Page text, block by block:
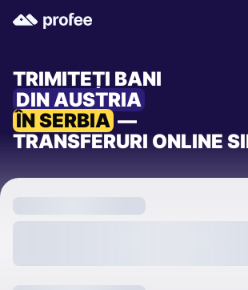
TRIMITEȚI BANI
DIN AUSTRIA
ÎN SERBIA —
TRANSFERURI ONLINE